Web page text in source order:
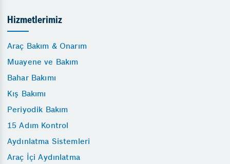
Hizmetlerimiz
Araç Bakım & Onarım
Muayene ve Bakım
Bahar Bakımı
Kış Bakımı
Periyodik Bakım
15 Adım Kontrol
Aydınlatma Sistemleri
Araç İçi Aydınlatma